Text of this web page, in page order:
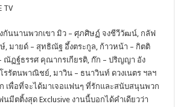
TV
กันนานพวกเขา มิว – ศุภศิษฏ์ จงชีวีวัฒน์ กลัฟ
,มายด์ – สุทธิณัฐ อึ้งตระกูล ก้าวหน้า – กิตติ
ณัฏฐ์ธรรศ คุณากรเกียรติ ก๊ก – ปริญญา อัง
รรัตนพาณิชย์ ,มาวิน – ธนาวินท์ ดวงเนตร ฯลฯ
เพื่อที่จะได้มาเจอแฟนๆ ที่รักและสนับสนุนพวก
นมีตติ้งสุดExclusive งานนี้บอกได้คำเดียวว่า